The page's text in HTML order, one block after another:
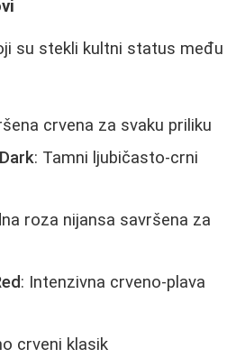
su stekli kultni status među
crvena za svaku priliku
: Tamni ljubičasto-crni
roza nijansa savršena za
: Intenzivna crveno-plava
crveni klasik